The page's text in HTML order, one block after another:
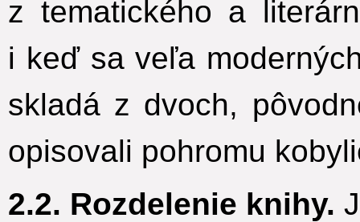
z tematického a
i keď sa veľa
skladá z dvoch,
opisovali pohromu
2.2. Rozdelenie knihy.